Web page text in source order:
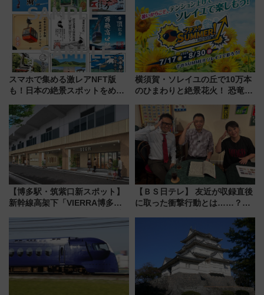
スマホで集める激レアNFT版
も！日本の絶景スポットをめぐ
ん)」企画がスタート
横須賀・ソレイユの丘で10万本
のひまわりと絶景花火！ 恐竜や
帰りお出かけ最新情報（2026年
7月17日～開催）
【博多駅・筑紫口新スポット】
新幹線高架下「VIERRA博多テ
など注目の全6店舗 「博多活憩
通り」も一新
【ＢＳ日テレ】 友近が収録直後
に取った衝撃行動とは……？
で極上の夏祭り鉄道旅を放送